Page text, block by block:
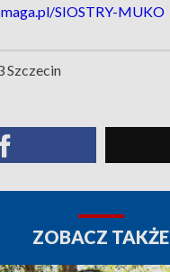
SIOSTRY-MUKO
Szczecin
ZOBACZ TAKŻE